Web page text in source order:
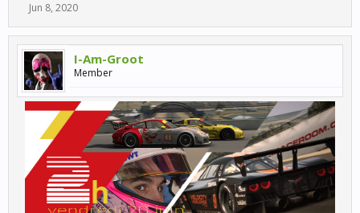
Jun 8, 2020
I-Am-Groot
Member